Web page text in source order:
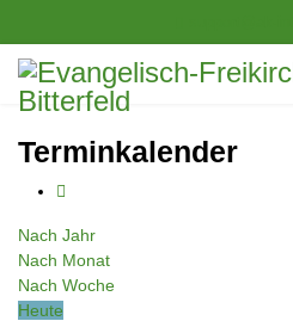
Terminkalender
Nach Jahr
Nach Monat
Nach Woche
Heute